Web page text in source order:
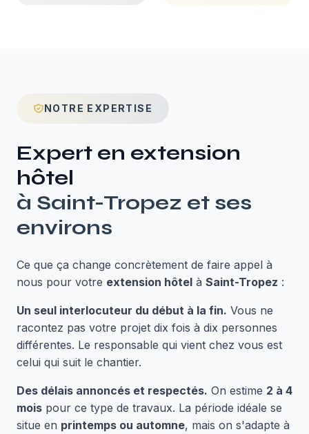
NOTRE EXPERTISE
Expert en extension
hôtel
à Saint-Tropez et ses
environs
Ce que ça change concrètement de faire appel à
nous pour votre extension hôtel à Saint-Tropez :
Un seul interlocuteur du début à la fin. Vous ne
racontez pas votre projet dix fois à dix personnes
différentes. Le responsable qui vient chez vous est
celui qui suit le chantier.
Des délais annoncés et respectés. On estime 2 à 4
mois pour ce type de travaux. La période idéale se
situe en printemps ou automne, mais on s'adapte à